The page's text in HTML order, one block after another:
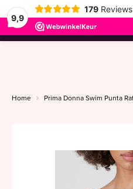
9,9
179 Reviews
menu
Home